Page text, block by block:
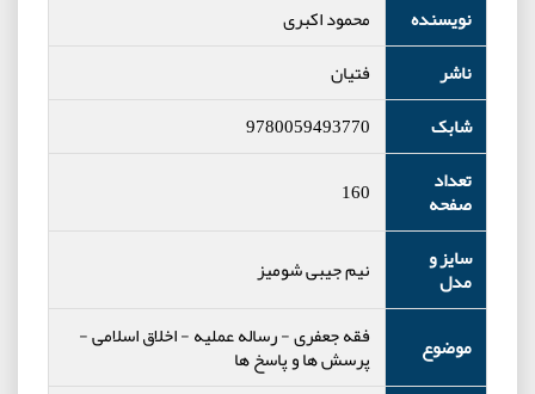
نویسنده
محمود اکبری
ناشر
فتیان
شابک
9780059493770
تعداد
صفحه
160
سایز و
مدل نیم جیبی شومیز
موضوع فقه جعفری-رساله عملیه-اخلاق اسلامی-
پرسش ها و پاسخ ها